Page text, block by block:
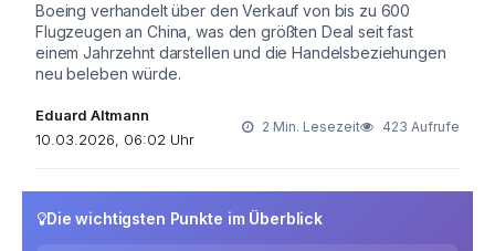
Boeing verhandelt über den Verkauf von bis zu 600
Flugzeugen an China, was den größten Deal seit fast
einem Jahrzehnt darstellen und die Handelsbeziehungen
neu beleben würde.
Eduard Altmann
10.03.2026, 06:02 Uhr
2 Min. Lesezeit 423 Aufrufe
Die wichtigsten Punkte im Überblick